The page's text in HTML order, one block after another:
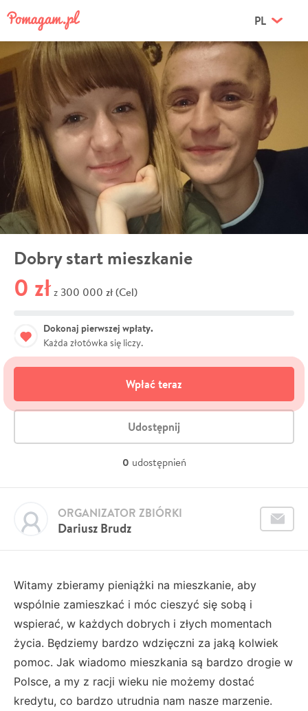
PL
Dobry start mieszkanie
0 zł z 300 000 zł (Cel)
Dokonaj pierwszej wpłaty.
Każda złotówka się liczy.
Wpłać teraz
Udostępnij
0 udostępnień
Dariusz Brudz
ORGANIZATOR ZBIÓRKI
Witamy zbieramy pieniążki na mieszkanie, aby
wspólnie zamieszkać i móc cieszyć się sobą i
wspierać, w każdych dobrych i złych momentach
życia. Będziemy bardzo wdzięczni za jaką kolwiek
pomoc. Jak wiadomo mieszkania są bardzo drogie w
Polsce, a my z racji wieku nie możemy dostać
kredytu, co bardzo utrudnia nam nasze marzenie.